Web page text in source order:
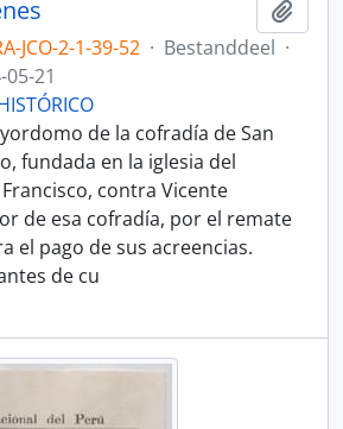
JCO-2-1-39-52 · Bestanddeel ·
21
de la cofradía de San
fundada en la iglesia del
contra Vicente
de esa cofradía, por el remate
el pago de sus acreencias.
de cu